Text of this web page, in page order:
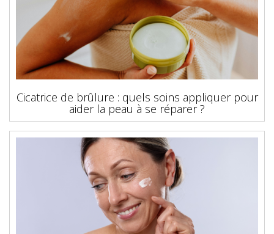
Cicatrice de brûlure : quels soins appliquer pour
aider la peau à se réparer ?